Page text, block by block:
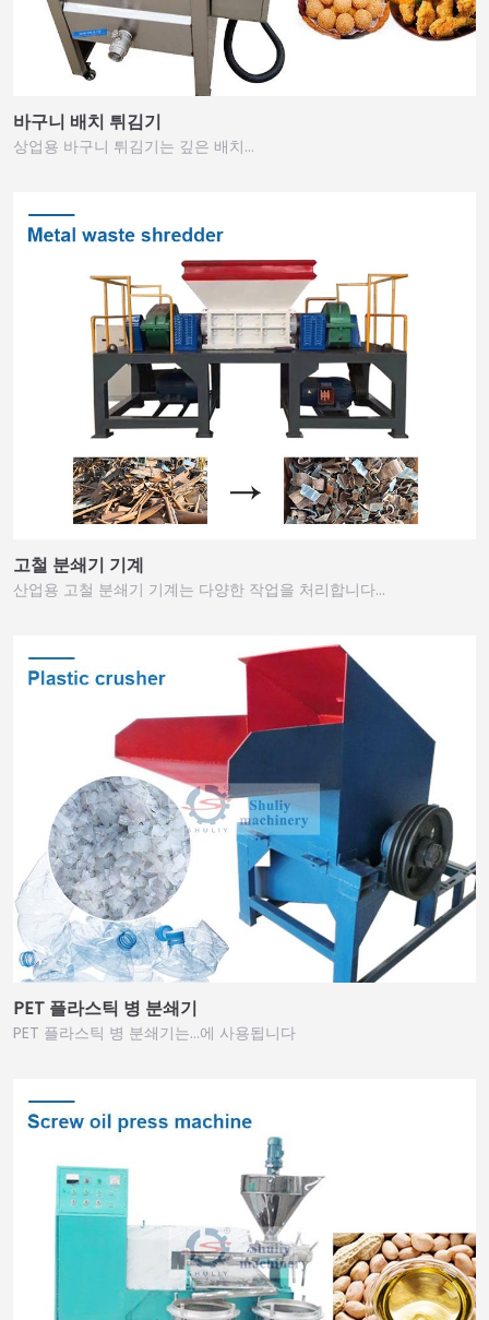
바구니 배치 튀김기
상업용 바구니 튀김기는 깊은 배치…
고철 분쇄기 기계
산업용 고철 분쇄기 기계는 다양한 작업을 처리합니다…
PET 플라스틱 병 분쇄기
PET 플라스틱 병 분쇄기는…에 사용됩니다